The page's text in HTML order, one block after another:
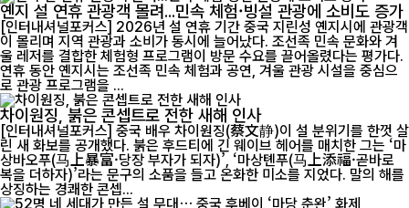
옌지 설 연휴 관광객 몰려...민속 체험·빙설 관광에 소비도 증가
[인터내셔널포커스] 2026년 설 연휴 기간 중국 지린성 옌지시에 관광객
이 몰리며 지역 관광과 소비가 동시에 늘어났다. 조선족 민속 문화와 겨
울 레저를 결합한 체험형 프로그램이 방문 수요를 끌어올렸다는 평가다.
연휴 동안 옌지시는 조선족 민속 체험과 공연, 겨울 관광 시설을 중심으
로 관광 프로그램을 ...
차이원징, 붉은 콘셉트로 전한 새해 인사
[인터내셔널포커스] 중국 배우 차이원징(蔡文静)이 설 분위기를 한껏 살
린 새 화보를 공개했다. 붉은 후드티에 긴 웨이브 헤어를 매치한 그는 ‘마
상바오푸(马上暴富·당장 부자가 되자)’, ‘마상톈푸(马上添福·곧바로
복을 더하자)’라는 문구의 소품을 들고 온화한 미소를 지었다. 말의 해를
상징하는 경쾌한 콘셉...